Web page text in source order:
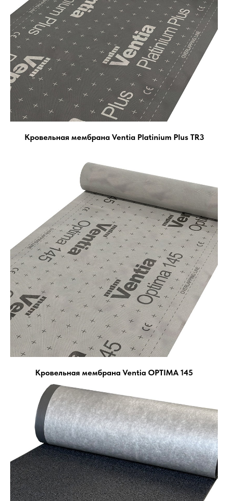
Кровельная мембрана Ventia Platinium Plus TR3
Кровельная мембрана Ventia OPTIMA 145